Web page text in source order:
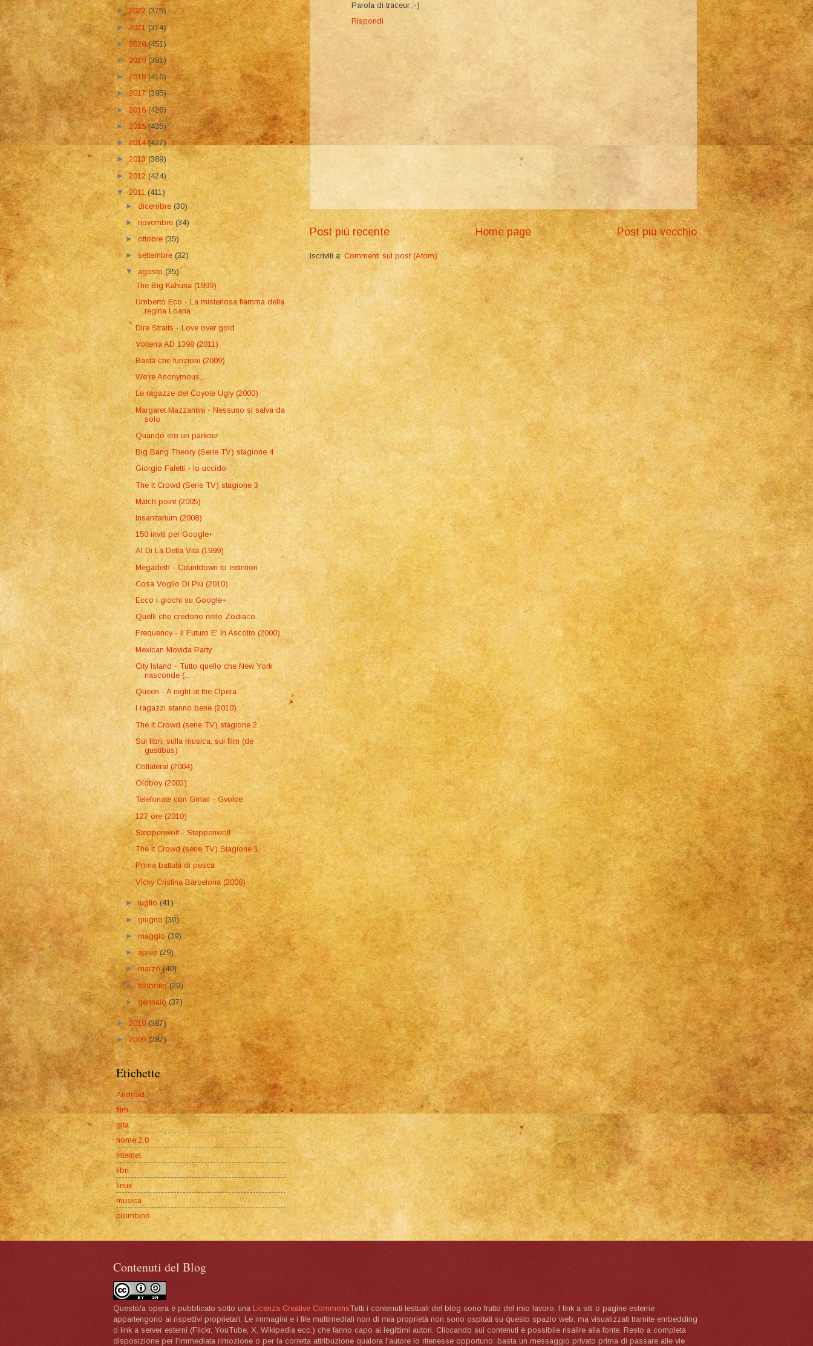
Parola di traceur ;-)
Rispondi
Post più recente Post più vecchio
Home page
Iscriviti a:Commenti sul post (Atom)
►2022 (375)
►2021(374)
►2020(451)
►2019(381)
►2018(416)
►2017(395)
►2016(426)
►2015(435)
►2014(437)
►2013(389)
►2012(424)
▼2011(411)
►dicembre(30)
►novembre(34)
►ottobre(35)
►settembre(32)
▼agosto(35)
The Big Kahuna (1999)
Umberto Eco - La misteriosa fiamma della
regina Loana
Dire Straits - Love over gold
Volterra AD 1398 (2011)
Basta che funzioni (2009)
We're Anonymous...
Le ragazze del Coyote Ugly (2000)
Margaret Mazzantini - Nessuno si salva da
solo
Quando ero un parkour
Big Bang Theory (Serie TV) stagione 4
Giorgio Faletti - Io uccido
The It Crowd (Serie TV) stagione 3
Match point (2005)
Insanitarium (2008)
150 inviti per Google+
Al Di Là Della Vita (1999)
Megadeth - Countdown to extintion
Cosa Voglio Di Più (2010)
Ecco i giochi su Google+
Quelli che credono nello Zodiaco..
Frequency - Il Futuro E' In Ascolto (2000)
Mexican Movida Party
City Island - Tutto quello che New York
nasconde (...
Queen - A night at the Opera
I ragazzi stanno bene (2010)
The It Crowd (serie TV) stagione 2
Sui libri, sulla musica, sui film (de
gustibus)
Collateral (2004)
Oldboy (2003)
Telefonate con Gmail - Gvoice
127 ore (2010)
Steppenwolf - Steppenwolf
The It Crowd (serie TV) Stagione 1
Prima battuta di pesca
Vicky Cristina Barcelona (2008)
►luglio(41)
►giugno(30)
►maggio(39)
►aprile(29)
►marzo(40)
►febbraio(29)
►gennaio(37)
►2010(387)
►2009 (282)
Etichette
Android
film
gita
home 2.0
internet
libri
linux
musica
piombino
Contenuti del Blog
Questo/a opera è pubblicato sotto una Licenza Creative CommonsTutti i contenuti testuali del blog sono frutto del mio lavoro. I link a siti o pagine esterne
appartengono ai rispettivi proprietari. Le immagini e i file multimediali non di mia proprietà non sono ospitati su questo spazio web, ma visualizzati tramite embedding
o link a server esterni (Flickr, YouTube, X, Wikipedia ecc.) che fanno capo ai legittimi autori. Cliccando sui contenuti è possibile risalire alla fonte. Resto a completa
disposizione per l'immediata rimozione o per la corretta attribuzione qualora l'autore lo ritenesse opportuno: basta un messaggio privato prima di passare alle vie